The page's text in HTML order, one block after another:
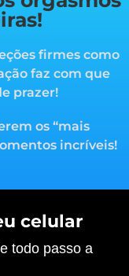
firmes como
faz com que
prazer!
os “mais
incríveis!
celular
todo passo a